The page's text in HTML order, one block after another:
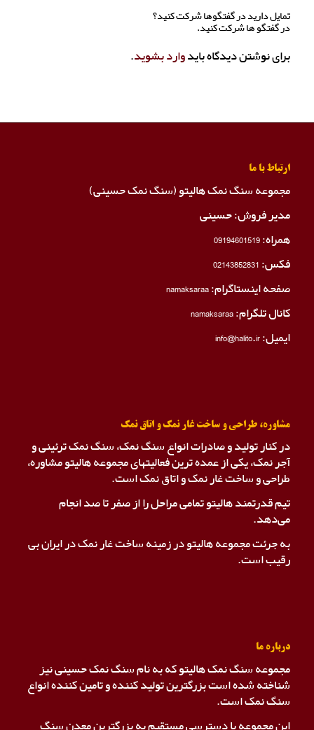
تمایل دارید در گفتگوها شرکت کنید؟
در گفتگو ها شرکت کنید.
برای نوشتن دیدگاه بایدوارد بشوید.
ارتباط با ما
مجموعه سنگ نمک هالیتو (سنگ نمک حسینی)
مدیر فروش: حسینی
همراه:09194601519
فکس:02143852831
صفحه اینستاگرام:namaksaraa
کانال تلگرام:namaksaraa
ایمیل: info@halito.ir
مشاوره، طراحی و ساخت غار نمک و اتاق نمک
در کنار تولید و صادرات انواع سنگ نمک، سنگ نمک ترئینی و
آجر نمک، یکی از عمده ترین فعالیتهای مجموعه هالیتو مشاوره،
طراحی و ساخت غار نمک و اتاق نمک است.
تیم قدرتمند هالیتو تمامی مراحل را از صفر تا صد انجام
می‌دهد.
به جرئت مجموعه هالیتو در زمینه ساخت غار نمک در ایران بی
رقیب است.
درباره ما
مجموعه سنگ نمک هالیتو که به نام سنگ نمک حسینی نیز
شناخته شده است بزرگترین تولید کننده و تامین کننده انواع
سنگ نمک است.
این مجموعه با دسترسی مستقیم به بزرگترین معدن سنگ